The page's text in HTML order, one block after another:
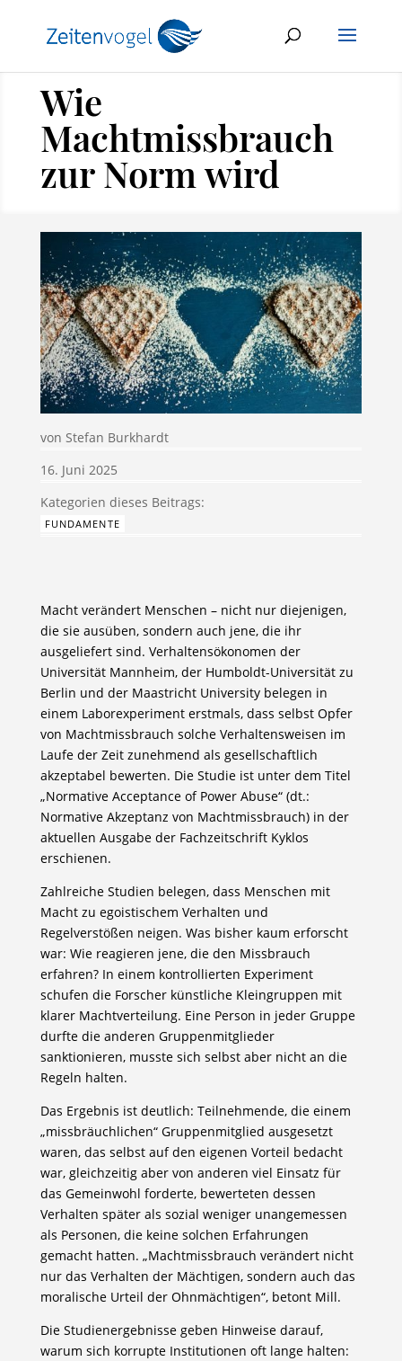
Wie
Machtmissbrauch
zur Norm wird
von Stefan Burkhardt
16. Juni 2025
FUNDAMENTE
Macht verändert Menschen – nicht nur diejenigen,
die sie ausüben, sondern auch jene, die ihr
ausgeliefert sind. Verhaltensökonomen der
Universität Mannheim, der Humboldt-Universität zu
Berlin und der Maastricht University belegen in
einem Laborexperiment erstmals, dass selbst Opfer
von Machtmissbrauch solche Verhaltensweisen im
Laufe der Zeit zunehmend als gesellschaftlich
akzeptabel bewerten. Die Studie ist unter dem Titel
„Normative Acceptance of Power Abuse“ (dt.:
Normative Akzeptanz von Machtmissbrauch) in der
aktuellen Ausgabe der Fachzeitschrift Kyklos
erschienen.
Zahlreiche Studien belegen, dass Menschen mit
Macht zu egoistischem Verhalten und
Regelverstößen neigen. Was bisher kaum erforscht
war: Wie reagieren jene, die den Missbrauch
erfahren? In einem kontrollierten Experiment
schufen die Forscher künstliche Kleingruppen mit
klarer Machtverteilung. Eine Person in jeder Gruppe
durfte die anderen Gruppenmitglieder
sanktionieren, musste sich selbst aber nicht an die
Regeln halten.
Das Ergebnis ist deutlich: Teilnehmende, die einem
„missbräuchlichen“ Gruppenmitglied ausgesetzt
waren, das selbst auf den eigenen Vorteil bedacht
war, gleichzeitig aber von anderen viel Einsatz für
das Gemeinwohl forderte, bewerteten dessen
Verhalten später als sozial weniger unangemessen
als Personen, die keine solchen Erfahrungen
gemacht hatten. „Machtmissbrauch verändert nicht
nur das Verhalten der Mächtigen, sondern auch das
moralische Urteil der Ohnmächtigen“, betont Mill.
Die Studienergebnisse geben Hinweise darauf,
warum sich korrupte Institutionen oft lange halten: